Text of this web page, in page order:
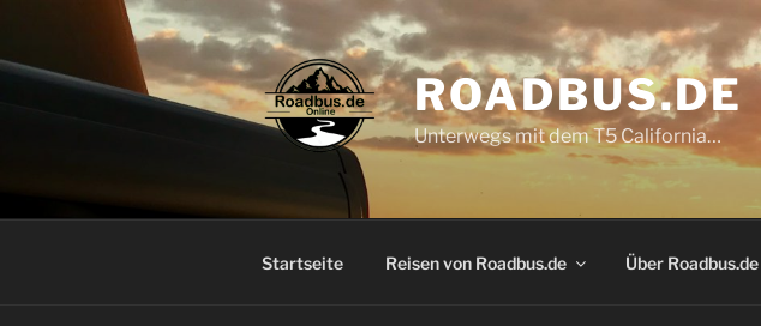
springen
ROADBUS.DE
Unterwegs mit dem T5 California…
Startseite Reisen von Roadbus.de Über Roadbus.de